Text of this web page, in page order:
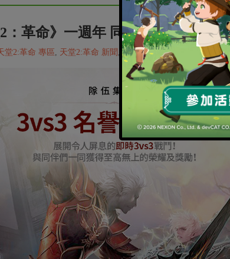
：革命》一週年 同步推出重大更新
堂2:革命 專區 天堂2:革命 新聞 ,手機遊戲